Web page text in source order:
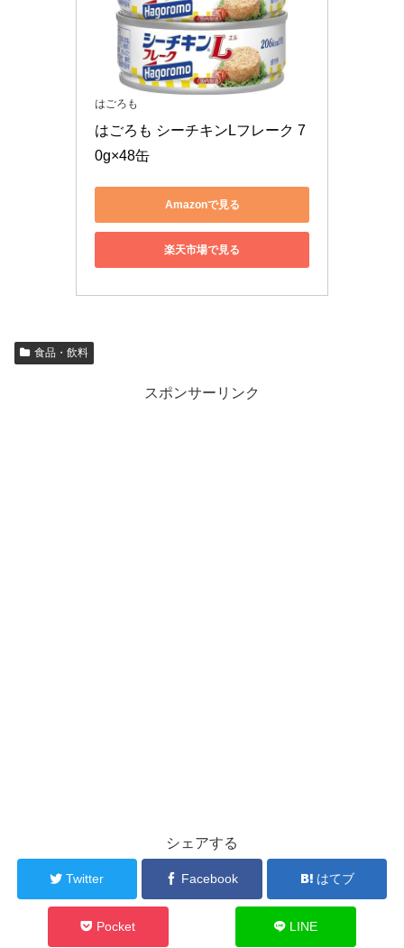
はごろも
はごろも シーチキンLフレーク 7
0g×48缶
Amazonで見る
楽天市場で見る
食品・飲料
スポンサーリンク
シェアする
Twitter Facebook はてブ
Pocket LINE